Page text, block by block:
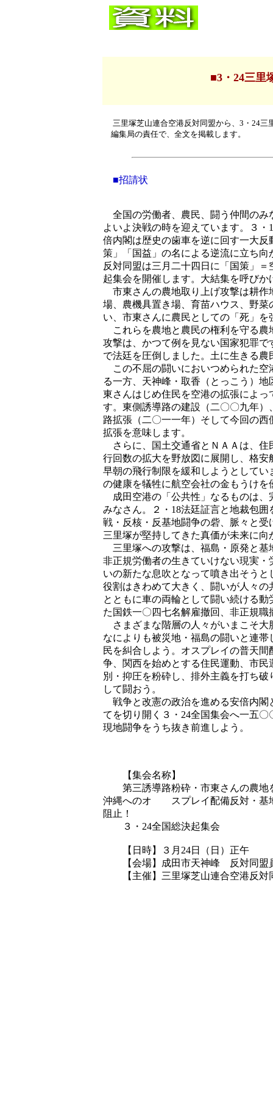
■3・24三里
三里塚芝山連合空港反対同盟から、3・24三
編集局の責任で、全文を掲載します。
■招請状
全国の労働者、農民、闘う仲間のみ
よいよ決戦の時を迎えています。３
倍内閣は歴史の歯車を逆に回す一大
策」「国益」の名による逆流に立ち
反対同盟は三月二十四日に「国策」
起集会を開催します。大結集を呼びか
市東さんの農地取り上げ攻撃は耕作
場、農機具置き場、育苗ハウス、野
い、市東さんに農民としての「死」を
これらを農地と農民の権利を守る農
攻撃は、かつて例を見ない国家犯罪
で法廷を圧倒しました。土に生きる
この不屈の闘いにおいつめられた空
る一方、天神峰・取香（とっこう）
東さんはじめ住民を空港の拡張によ
す。東側誘導路の建設（二〇〇九年
路拡張（二〇一一年）そして今回の
拡張を意味します。
さらに、国土交通省とＮＡＡは、住
行回数の拡大を野放図に展開し、格
早朝の飛行制限を緩和しようとして
の健康を犠牲に航空会社の金もうけ
成田空港の「公共性」なるものは、
みなさん。２・18法廷証言と地裁包
戦・反核・反基地闘争の砦、脈々と
三里塚が堅持してきた真価が未来に
三里塚への攻撃は、福島・原発と基
非正規労働者の生きていけない現実
いの新たな息吹となって噴き出そう
役割はきわめて大きく、闘いが人々
とともに車の両輪として闘い続ける
た国鉄一〇四七名解雇撤回、非正規
さまざまな階層の人々がいまこそ
なによりも被災地・福島の闘いと連
民を糾合しよう。オスプレイの普天
争、関西を始めとする住民運動、市
別・抑圧を粉砕し、排外主義を打ち
して闘おう。
戦争と改憲の政治を進める安倍内閣
てを切り開く３・24全国集会へ一五
現地闘争をうち抜き前進しよう。
【集会名称】
第三誘導路粉砕・市東さんの農地
沖縄へのオ スプレイ配備反対・基
阻止！
３・24全国総決起集会
【日時】３月24日（日）正午
【会場】成田市天神峰 反対同盟
【主催】三里塚芝山連合空港反対